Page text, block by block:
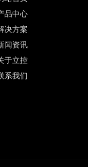
品中心
决方案
闻资讯
于立控
系我们